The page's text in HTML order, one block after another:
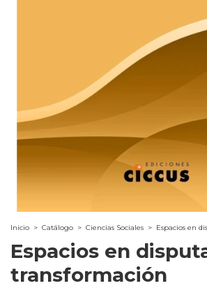
Inicio > Catálogo > Ciencias Sociales > Espacios en
Espacios en
transformación